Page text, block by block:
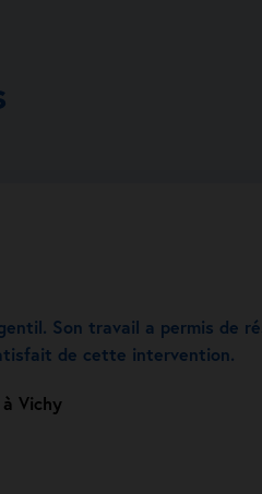
Son travail a permis de
de cette intervention.
Vichy